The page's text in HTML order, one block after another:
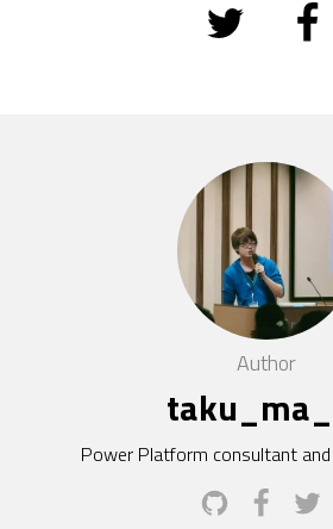
Author
Power Platform consultant and